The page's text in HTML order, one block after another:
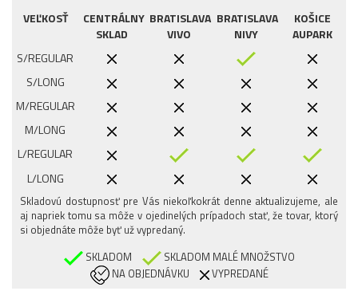
VEĽKOSŤ
CENTRÁLNY
SKLAD
BRATISLAVA
VIVO
BRATISLAVA
NIVY
KOŠICE
AUPARK
S/REGULAR
S/LONG
M/REGULAR
M/LONG
L/REGULAR
L/LONG
XL/REGULAR
XL/LONG
XXL/REGULAR
Skladovú dostupnosť pre Vás niekoľkokrát denne aktualizujeme, ale
aj napriek tomu sa môže v ojedinelých prípadoch stať, že tovar, ktorý
si objednáte môže byť už vypredaný.
SKLADOM
SKLADOM MALÉ MNOŽSTVO
NA OBJEDNÁVKU
VYPREDANÉ